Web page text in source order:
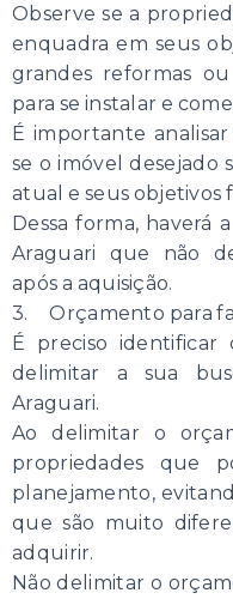
Observe se a
enquadra em seus
grandes reformas
para se instalar e
É importante
se o imóvel desejado
atual e seus objetivos
Dessa forma, haverá
Araguari que não
após a aquisição.
3. Orçamento para
É preciso
delimitar a sua
Araguari.
Ao delimitar o
propriedades que
planejamento,
que são muito
adquirir.
Não delimitar o